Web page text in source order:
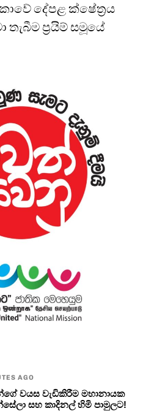
දේපළ ක්ෂේත්‍රය
ප්‍රයිම් සමූයේ
AGO
වයස වැඩිකිරීම මහානායක
සහ කාදිනල් හිමි පාමුලට!